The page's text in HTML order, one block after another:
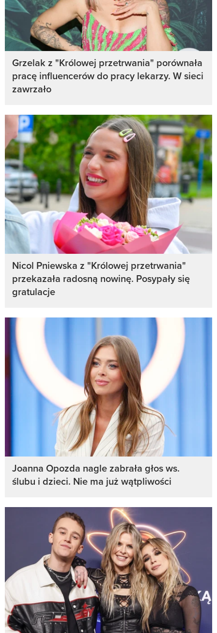
Grzelak z "Królowej przetrwania" porównała
pracę influencerów do pracy lekarzy. W sieci
zawrzało
Nicol Pniewska z "Królowej przetrwania"
przekazała radosną nowinę. Posypały się
gratulacje
Joanna Opozda nagle zabrała głos ws.
ślubu i dzieci. Nie ma już wątpliwości